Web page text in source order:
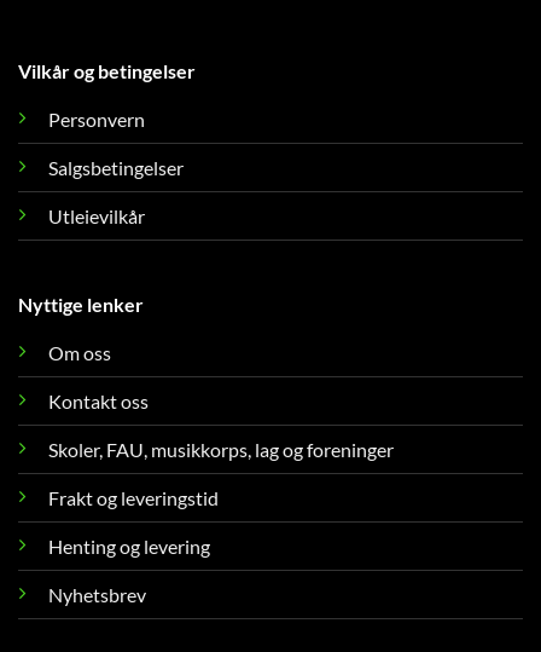
Vilkår og betingelser
Personvern
Salgsbetingelser
Utleievilkår
Nyttige lenker
Om oss
Kontakt oss
Skoler, FAU, musikkorps, lag og foreninger
Frakt og leveringstid
Henting og levering
Nyhetsbrev